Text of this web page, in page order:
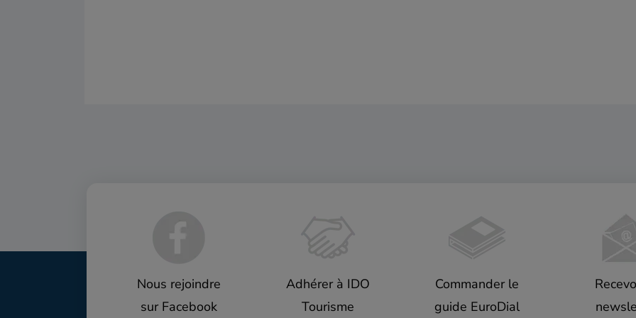
Nous rejoindre
sur Facebook
Adhérer à IDO
Tourisme
Commander le
guide EuroDial